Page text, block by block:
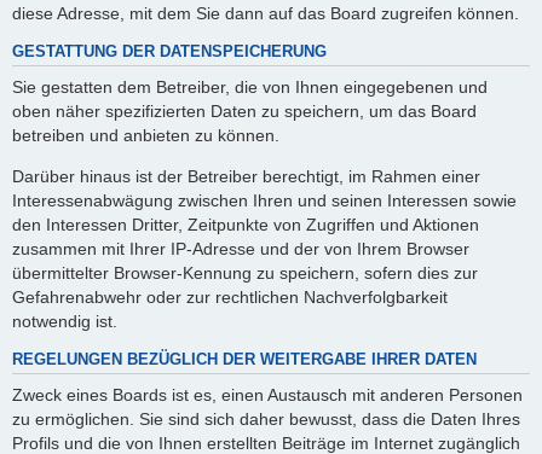
diese Adresse, mit dem Sie dann auf das Board zugreifen können.
GESTATTUNG DER DATENSPEICHERUNG
Sie gestatten dem Betreiber, die von Ihnen eingegebenen und
oben näher spezifizierten Daten zu speichern, um das Board
betreiben und anbieten zu können.
Darüber hinaus ist der Betreiber berechtigt, im Rahmen einer
Interessenabwägung zwischen Ihren und seinen Interessen sowie
den Interessen Dritter, Zeitpunkte von Zugriffen und Aktionen
zusammen mit Ihrer IP-Adresse und der von Ihrem Browser
übermittelter Browser-Kennung zu speichern, sofern dies zur
Gefahrenabwehr oder zur rechtlichen Nachverfolgbarkeit
notwendig ist.
REGELUNGEN BEZÜGLICH DER WEITERGABE IHRER DATEN
Zweck eines Boards ist es, einen Austausch mit anderen Personen
zu ermöglichen. Sie sind sich daher bewusst, dass die Daten Ihres
Profils und die von Ihnen erstellten Beiträge im Internet zugänglich